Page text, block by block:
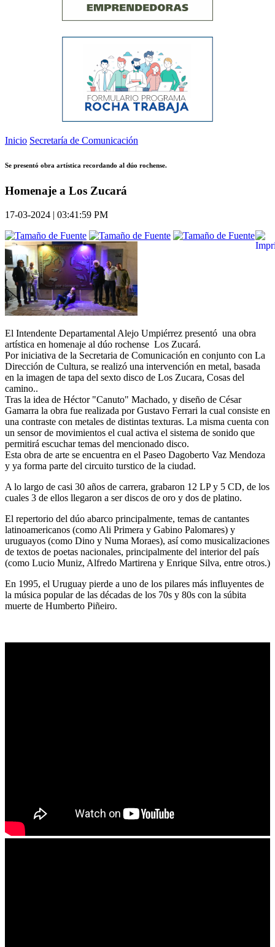
Inicio Secretaría de Comunicación
Se presentó obra artística recordando al dúo rochense.
Homenaje a Los Zucará
17-03-2024 | 03:41:59 PM
El Intendente Departamental Alejo Umpiérrez presentó una obra
artística en homenaje al dúo rochense Los Zucará.
Por iniciativa de la Secretaria de Comunicación en conjunto con La
Dirección de Cultura, se realizó una intervención en metal, basada
en la imagen de tapa del sexto disco de Los Zucara, Cosas del
camino..
Tras la idea de Héctor "Canuto" Machado, y diseño de César
Gamarra la obra fue realizada por Gustavo Ferrari la cual consiste en
una contraste con metales de distintas texturas. La misma cuenta con
un sensor de movimientos el cual activa el sistema de sonido que
permitirá escuchar temas del mencionado disco.
Esta obra de arte se encuentra en el Paseo Dagoberto Vaz Mendoza
y ya forma parte del circuito turstico de la ciudad.
A lo largo de casi 30 años de carrera, grabaron 12 LP y 5 CD, de los
cuales 3 de ellos llegaron a ser discos de oro y dos de platino.
El repertorio del dúo abarco principalmente, temas de cantantes
latinoamericanos (como Ali Primera y Gabino Palomares) y
uruguayos (como Dino y Numa Moraes), así como musicalizaciones
de textos de poetas nacionales, principalmente del interior del país
(como Lucio Muniz, Alfredo Martirena y Enrique Silva, entre otros.)
En 1995, el Uruguay pierde a uno de los pilares más influyentes de
la música popular de las décadas de los 70s y 80s con la súbita
muerte de Humberto Piñeiro.